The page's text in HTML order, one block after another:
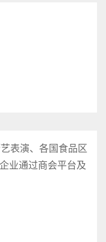
表演、各国食品区
业通过商会平台及